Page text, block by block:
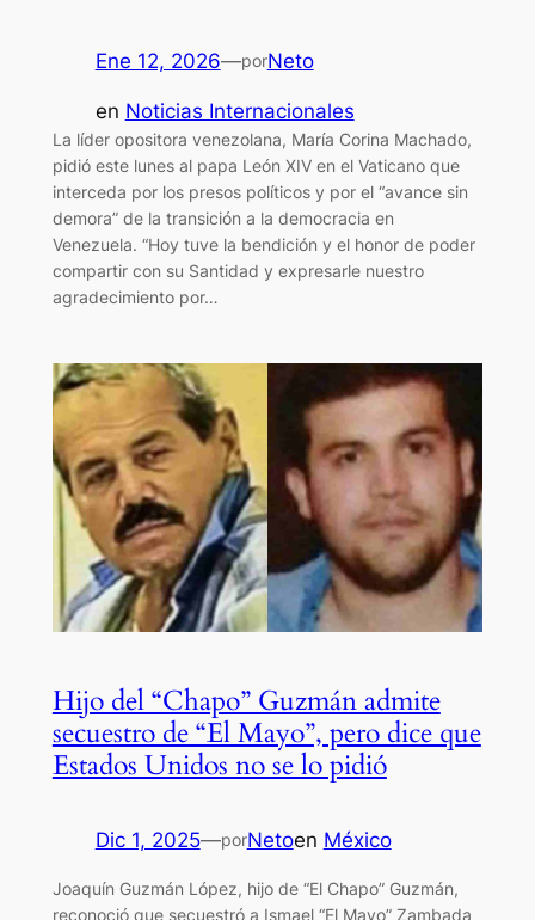
Ene 12, 2026—porNeto
en Noticias Internacionales
La líder opositora venezolana, María Corina Machado,
pidió este lunes al papa León XIV en el Vaticano que
interceda por los presos políticos y por el “avance sin
demora” de la transición a la democracia en
Venezuela. “Hoy tuve la bendición y el honor de poder
compartir con su Santidad y expresarle nuestro
agradecimiento por…
Hijo del “Chapo” Guzmán admite
secuestro de “El Mayo”, pero dice que
Estados Unidos no se lo pidió
Dic 1, 2025—porNetoen México
Joaquín Guzmán López, hijo de “El Chapo” Guzmán,
reconoció que secuestró a Ismael “El Mayo” Zambada